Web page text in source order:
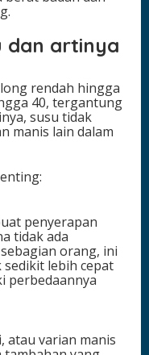
dan artinya
rendah hingga
40, tergantung
susu tidak
manis lain dalam
penyerapan
tidak ada
orang, ini
lebih cepat
perbedaannya
atau varian manis